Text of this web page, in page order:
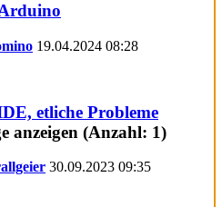
19.04.2024 08:28
etliche Probleme
30.09.2023 09:35